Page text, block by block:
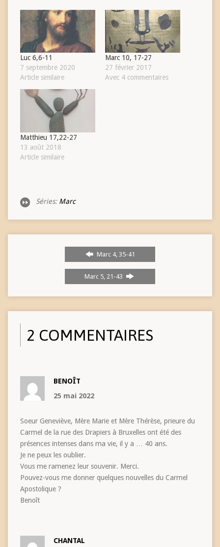
Luc 6,6-11
7 septembre 2020
Article similaire
Marc 10, 17-27
27 février 2017
Avec 4 commentaires
Matthieu 17,22-27
13 août 2018
Article similaire
Séries: Marc
Marc 4, 35-41
Marc 5, 21-43
2 COMMENTAIRES
BENOÎT
25 mai 2022
Soeur Geneviève, Mère Marie et Mère Thérèse, prieure du
Carmel de la rue des Drapiers à Bruxelles ont été des
présences intenses dans ma vie, il y a … 40 ans.
Je ne peux les oublier.
Vous me ramenez leur souvenir. Merci.
Pouvez-vous me donner quelques nouvelles du Carmel
Apostolique ?
Benoît
CHANTAL